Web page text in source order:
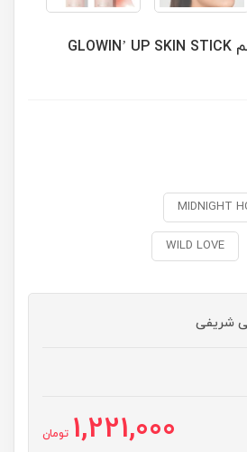
رژگونه استیکی شیگلم GLOWIN’ UP SKIN STICK
MIDNIGHT
WILD LOVE
شریفی
1,221,000 تومان